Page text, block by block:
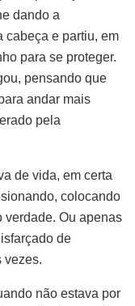
dando a
cabeça e partiu, em
para se proteger.
pensando que
andar mais
pela
de vida, em certa
colocando
verdade. Ou apenas
de
vezes.
não estava por